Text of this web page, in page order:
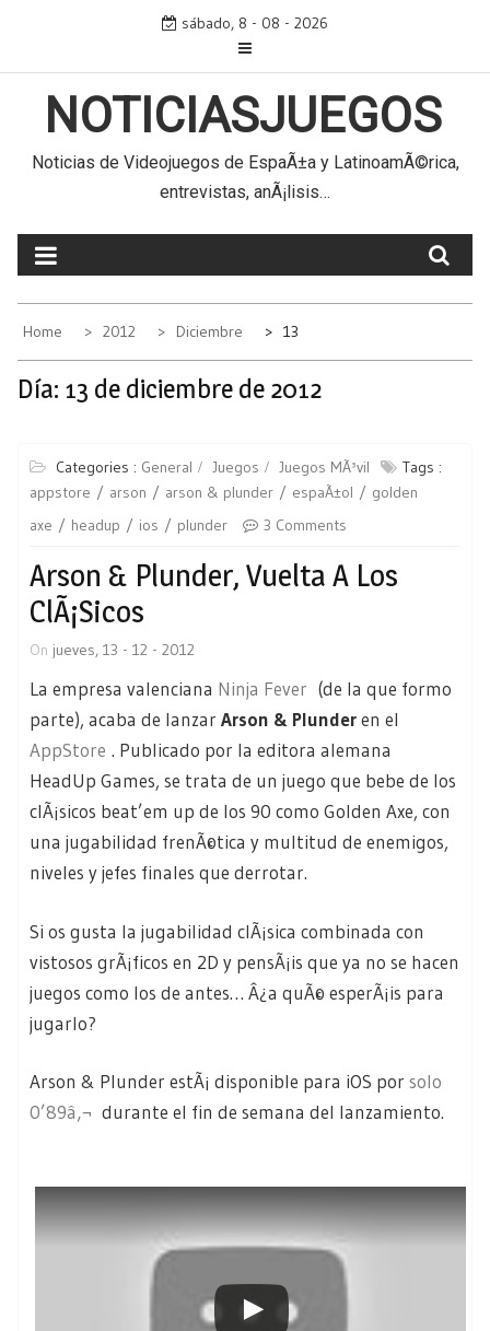
sábado, 8 - 08 - 2026
NOTICIASJUEGOS
Noticias de Videojuegos de EspaÃ±a y LatinoamÃ©rica,
entrevistas, anÃ¡lisis…
Home 2012 Diciembre 13
Día: 13 de diciembre de 2012
Categories : General Juegos Juegos MÃ³vil
Tags :
appstore
arson arson & plunder espaÃ±ol
golden
axe
headup ios plunder 3 Comments
Arson & Plunder, Vuelta A Los
ClÃ¡sicos
On jueves, 13 - 12 - 2012
La empresa valenciana Ninja Fever (de la que formo
parte), acaba de lanzar Arson & Plunderen el
AppStore . Publicado por la editora alemana
HeadUp Games, se trata de un juego que bebe de los
clÃ¡sicos beat’em up de los 90 como Golden Axe, con
una jugabilidad frenÃ©tica y multitud de enemigos,
niveles y jefes finales que derrotar.
Si os gusta la jugabilidad clÃ¡sica combinada con
vistosos grÃ¡ficos en 2D y pensÃ¡is que ya no se hacen
juegos como los de antes… Â¿a quÃ© esperÃ¡is para
jugarlo?
Arson & Plunder estÃ¡ disponible para iOS por solo
0’89â‚¬ durante el fin de semana del lanzamiento.